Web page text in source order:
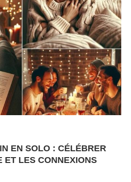
EN SOLO : CÉLÉBRER
ET LES CONNEXIONS